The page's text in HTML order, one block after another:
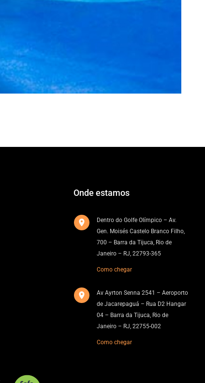
Onde estamos
Dentro do Golfe Olímpico – Av.
Gen. Moisés Castelo Branco Filho,
700 – Barra da Tijuca, Rio de
Janeiro – RJ, 22793-365
Como chegar
Av Ayrton Senna 2541 – Aeroporto
de Jacarepaguá – Rua D2 Hangar
04 – Barra da Tijuca, Rio de
Janeiro – RJ, 22755-002
Como chegar